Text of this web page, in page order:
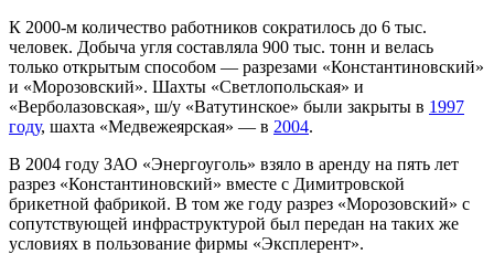
К 2000-м количество работников сократилось до 6 тыс.
человек. Добыча угля составляла 900 тыс. тонн и велась
только открытым способом — разрезами «Константиновский»
и «Морозовский». Шахты «Светлопольская» и
«Верболазовская», ш/у «Ватутинское» были закрыты в 1997
году, шахта «Медвежеярская» — в 2004.
В 2004 году ЗАО «Энергоуголь» взяло в аренду на пять лет
разрез «Константиновский» вместе с Димитровской
брикетной фабрикой. В том же году разрез «Морозовский» с
сопутствующей инфраструктурой был передан на таких же
условиях в пользование фирмы «Эксплерент».